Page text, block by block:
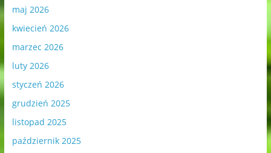
maj 2026
kwiecień 2026
marzec 2026
luty 2026
styczeń 2026
grudzień 2025
listopad 2025
październik 2025